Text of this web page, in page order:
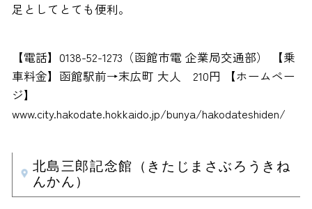
足としてとても便利。
【電話】0138-52-1273（函館市電 企業局交通部） 【乗
車料金】函館駅前→末広町 大人 210円 【ホームペー
ジ】
www.city.hakodate.hokkaido.jp/bunya/hakodateshiden/
北島三郎記念館（きたじまさぶろうきね
んかん）